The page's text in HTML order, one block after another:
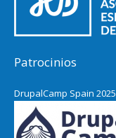
Patrocinios
DrupalCamp Spain 2025